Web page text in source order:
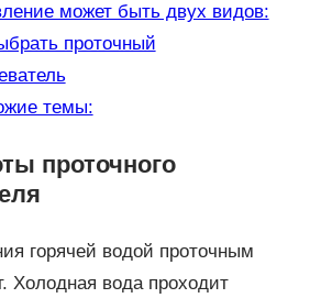
может быть двух видов:
проточный
темы:
проточного
горячей водой проточным
Холодная вода проходит